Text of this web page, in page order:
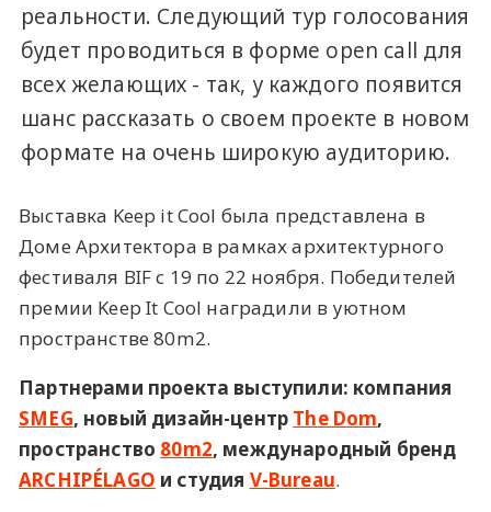
реальности. Следующий тур голосования
будет проводиться в форме open call для
всех желающих - так, у каждого появится
шанс рассказать о своем проекте в новом
формате на очень широкую аудиторию.
Выставка Keep it Cool была представлена в
Доме Архитектора в рамках архитектурного
фестиваля BIF с 19 по 22 ноября. Победителей
премии Keep It Cool наградили в уютном
пространстве 80m2.
Партнерами проекта выступили: компания
SMEG, новый дизайн-центр The Dom,
пространство 80m2, международный бренд
ARCHIPÉLAGO и студия V-Bureau.